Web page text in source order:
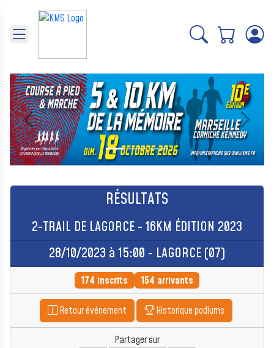
Précédent Suivant
RÉSULTATS
2-TRAIL DE LAGORCE - 16KM ÉDITION 2023
28/10/2023 à 15:00 - LAGORCE (07)
174 inscrits 154 arrivants
Retour événement Historique podiums
Partager sur
Panneau de gestion des cookies